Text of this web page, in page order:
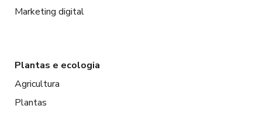
Marketing digital
Plantas e ecologia
Agricultura
Plantas